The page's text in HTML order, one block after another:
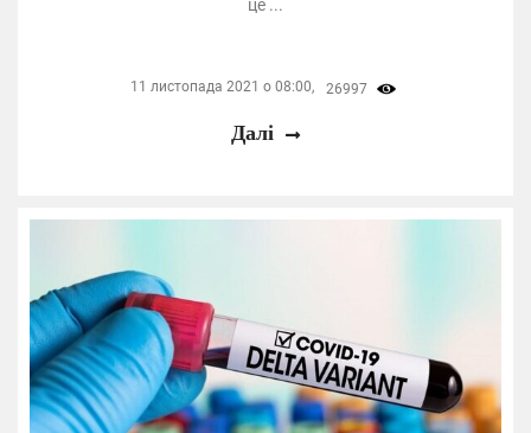
це ...
11 листопада 2021 о 08:00, 26997
Далі